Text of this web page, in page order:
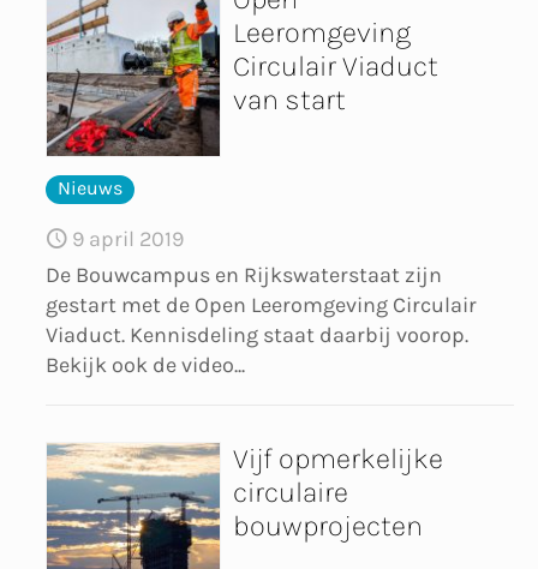
Nieuws
Leeromgeving
Circulair Viaduct
van start
9 april 2019
De Bouwcampus en Rijkswaterstaat zijn
gestart met de Open Leeromgeving Circulair
Viaduct. Kennisdeling staat daarbij voorop.
Bekijk ook de video...
Vijf opmerkelijke
circulaire
bouwprojecten